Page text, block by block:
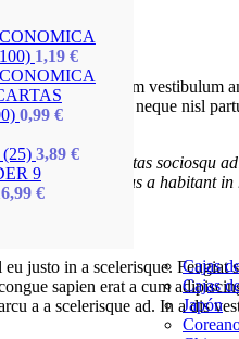
1,19 €
0,99 €
3,89 €
9
€
Cajas
Cajas
Japón
vestibulum vestibulum
nam tempor neque nisl
parturient. Egestas sociosqu
quam vivamus a habitant
justo in a scelerisque. Feugiat
sapien erat a cum
a a scelerisque ad. In a dis